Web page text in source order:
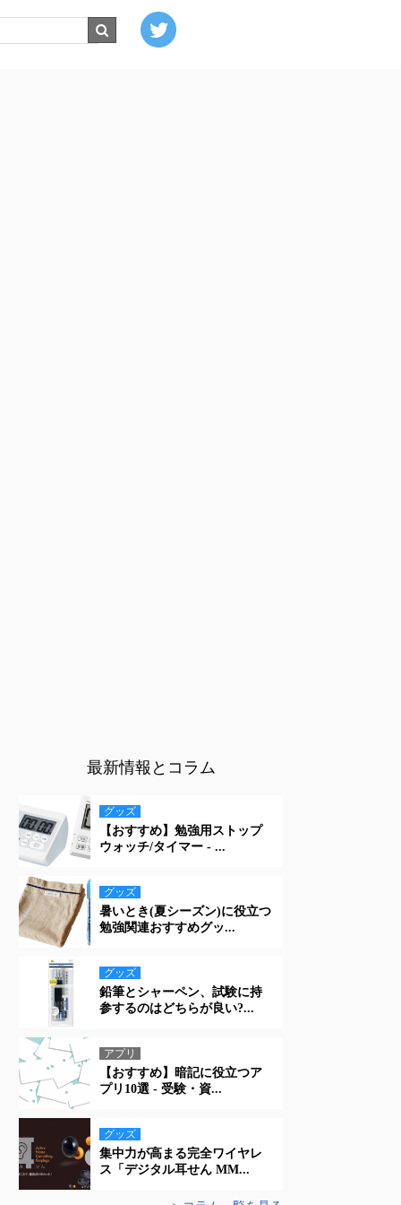
最新情報とコラム
グッズ
【おすすめ】勉強用ストップ
ウォッチ/タイマー - ...
グッズ
暑いとき(夏シーズン)に役立つ
勉強関連おすすめグッ...
グッズ
鉛筆とシャーペン、試験に持
参するのはどちらが良い?...
アプリ
【おすすめ】暗記に役立つア
プリ10選 - 受験・資...
グッズ
集中力が高まる完全ワイヤレ
ス「デジタル耳せん MM...